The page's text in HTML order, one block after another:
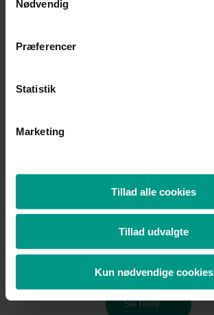
Nødvendig
Præferencer
Statistik
Marketing
Tillad alle cookies
Tillad udvalgte
Kun nødvendige cookies
Nyheder
rådgiver Nordiccraft &
Se flere